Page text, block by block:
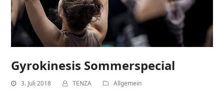
Gyrokinesis Sommerspecial
3. Juli 2018 TENZA Allgemein